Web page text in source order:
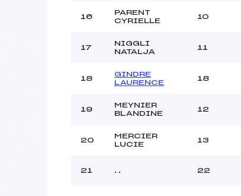
16
PARENT
CYRIELLE
10
17
NIGGLI
NATALJA
11
18
GINDRE
LAURENCE
18
19
MEYNIER
BLANDINE
12
20
MERCIER
LUCIE
13
21 . . 22